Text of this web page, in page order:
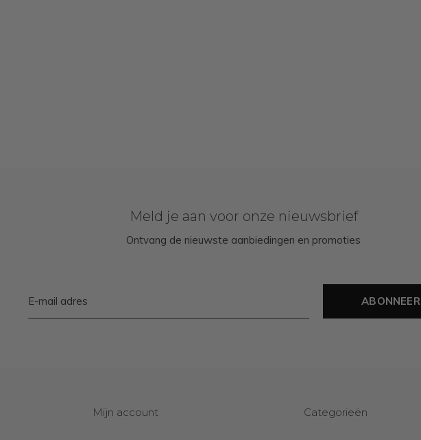
Meld je aan voor onze nieuwsbrief
Ontvang de nieuwste aanbiedingen en promoties
ABONNEER
Mijn account Categorieën